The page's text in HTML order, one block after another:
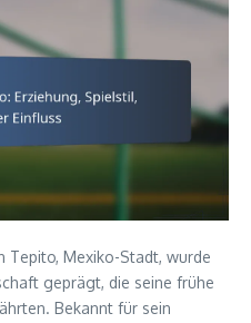
Tepito, Mexiko-Stadt, wurde
geprägt, die seine frühe
Bekannt für sein